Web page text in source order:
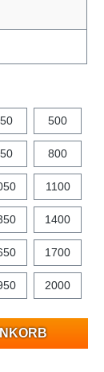
500
800
1100
1400
1700
2000